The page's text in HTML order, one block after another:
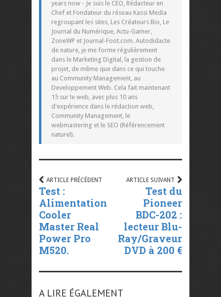
years now - Je suis le CEO, Rédacteur en
Chef et Fondateur du réseau Kassi Media
regroupant les sites, Les Créateurs Bio, Le
Journal du Numérique, Actu-Gamer,
ZoneWP et Journal-Foot.com. Autodidacte
de nature, je me forme régulièrement
dans le Marketing Digital, la gestion de
projet, de même que dans ce qui touche
au Community Management, au
Developpement Web. Cela fait maintenant
15 sur le web, avec plus 10 ans
d'expérience dans le rédaction web,
Community Management, le
webmastering et le SEO (Référencement
naturel).
ARTICLE PRÉCÉDENT
Test :
Alimentation
Cooler
Master Real
Power Pro
M520.
ARTICLE SUIVANT
Test du
Pioneer
BDC-202 :
lecteur Blu-
Ray/Graveur
DVD à 200 €
A LIRE ÉGALEMENT